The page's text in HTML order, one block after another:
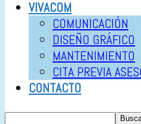
VIVACOM
COMUNICACIÓN
DISEÑO GRÁFICO
MANTENIMIENTO
CITA PREVIA
CONTACTO